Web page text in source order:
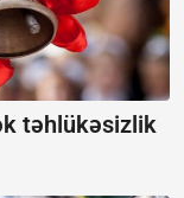
təhlükəsizlik